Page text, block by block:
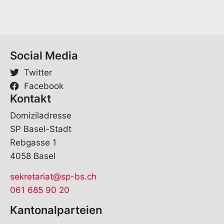
Social Media
Twitter
Facebook
Kontakt
Domiziladresse
SP Basel-Stadt
Rebgasse 1
4058 Basel
sekretariat@sp-bs.ch
061 685 90 20
Kantonalparteien